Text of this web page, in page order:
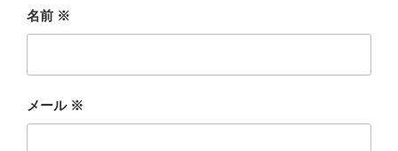
名前 ※
メール ※